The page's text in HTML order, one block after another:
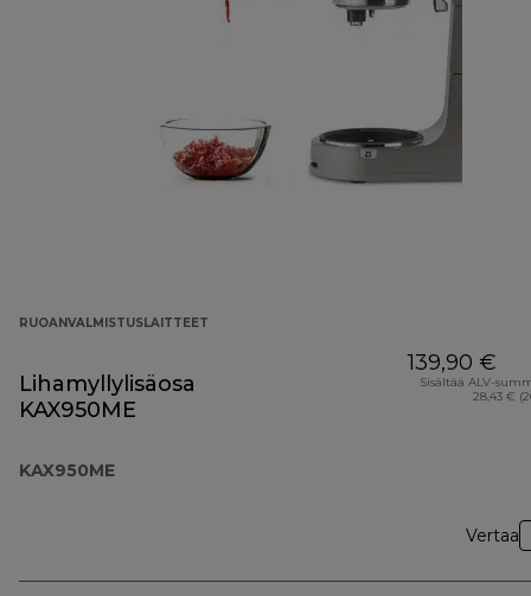
RUOANVALMISTUSLAITTEET
Lihamyllylisäosa
KAX950ME
KAX950ME
139,90 €
Sisältää ALV-
28,43 €
Vertaa